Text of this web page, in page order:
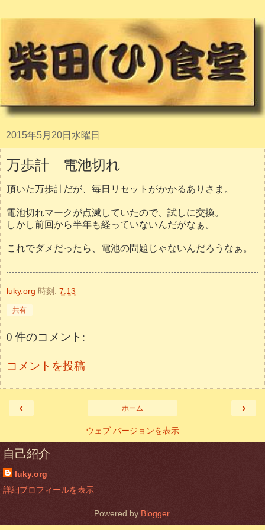
2015年5月20日水曜日
万歩計 電池切れ
頂いた万歩計だが、毎日リセットがかかるありさま。
電池切れマークが点滅していたので、試しに交換。
しかし前回から半年も経っていないんだがなぁ。
これでダメだったら、電池の問題じゃないんだろうなぁ。
luky.org 時刻: 7:13
共有
0 件のコメント:
コメントを投稿
‹ ›
ホーム
ウェブ バージョンを表示
自己紹介
luky.org
詳細プロフィールを表示
Powered by Blogger.